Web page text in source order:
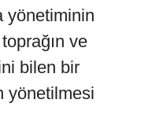
yönetiminin
ve
bilen bir
yönetilmesi